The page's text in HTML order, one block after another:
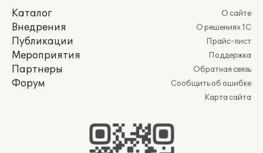
Каталог
Внедрения
Публикации
Мероприятия
Партнеры
Форум
О сайте
О решениях 1С
Прайс-лист
Поддержка
Обратная связь
Сообщить об ошибке
Карта сайта